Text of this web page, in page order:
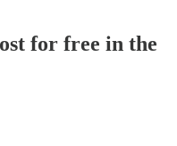
for free in the